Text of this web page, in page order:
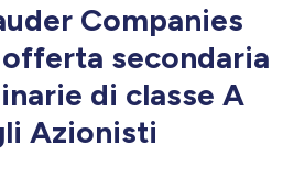
Companies
secondaria
di classe A
Azionisti